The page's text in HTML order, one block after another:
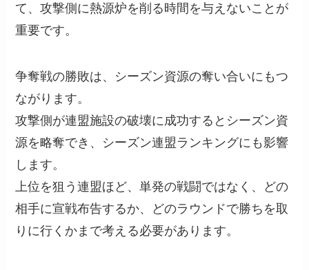
て、攻撃側に熱源炉を削る時間を与えないことが
重要です。
争奪戦の勝敗は、シーズン資源の奪い合いにもつ
ながります。
攻撃側が連盟施設の破壊に成功するとシーズン資
源を略奪でき、シーズン連盟ランキングにも影響
します。
上位を狙う連盟ほど、単発の戦闘ではなく、どの
相手に宣戦布告するか、どのラウンドで勝ちを取
りに行くかまで考える必要があります。